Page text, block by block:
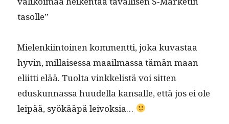
tasolle”
Mie­lenki­in­toinen kom­ment­ti, joka kuvas­taa
hyvin, mil­laises­sa maail­mas­sa tämän maan
eli­it­ti elää. Tuol­ta vinkke­listä voi sit­ten
eduskun­nas­sa huudel­la kansalle, että jos ei ole
leipää, syökääpä leivoksia…